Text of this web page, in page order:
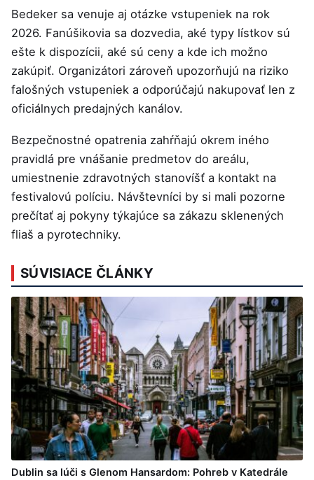
Bedeker sa venuje aj otázke vstupeniek na rok
2026. Fanúšikovia sa dozvedia, aké typy lístkov sú
ešte k dispozícii, aké sú ceny a kde ich možno
zakúpiť. Organizátori zároveň upozorňujú na riziko
falošných vstupeniek a odporúčajú nakupovať len z
oficiálnych predajných kanálov.
Bezpečnostné opatrenia zahŕňajú okrem iného
pravidlá pre vnášanie predmetov do areálu,
umiestnenie zdravotných stanovíšť a kontakt na
festivalovú políciu. Návštevníci by si mali pozorne
prečítať aj pokyny týkajúce sa zákazu sklenených
fliaš a pyrotechniky.
SÚVISIACE ČLÁNKY
Dublin sa lúči s Glenom Hansardom: Pohreb v Katedrále